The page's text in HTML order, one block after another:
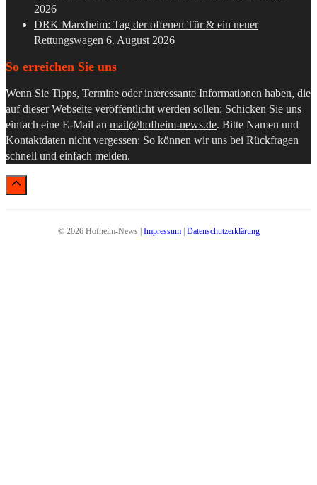
2026
DRK Marxheim: Tag der offenen Tür & ein neuer
Rettungswagen 6. August 2026
So erreichen Sie uns
Wenn Sie Tipps, Termine oder interessante Informationen haben, die
auf dieser Webseite veröffentlicht werden sollen: Schicken Sie uns
einfach eine E-Mail an mail@hofheim-news.de. Bitte Namen und
Kontaktdaten nicht vergessen: So können wir uns bei Rückfragen
schnell und einfach melden.
© 2026 Hofheim-News | Impressum| Datenschutzerklärung